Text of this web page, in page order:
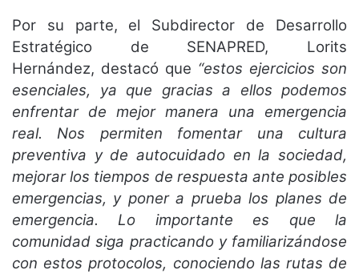
Por su parte, el Subdirector de Desarrollo
Estratégico de SENAPRED, Lorits
Hernández, destacó que “estos ejercicios son
esenciales, ya que gracias a ellos podemos
enfrentar de mejor manera una emergencia
real. Nos permiten fomentar una cultura
preventiva y de autocuidado en la sociedad,
mejorar los tiempos de respuesta ante posibles
emergencias, y poner a prueba los planes de
emergencia. Lo importante es que la
comunidad siga practicando y familiarizándose
con estos protocolos, conociendo las rutas de